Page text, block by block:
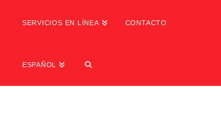
SERVICIOS EN LÍNEA CONTACTO
ESPAÑOL